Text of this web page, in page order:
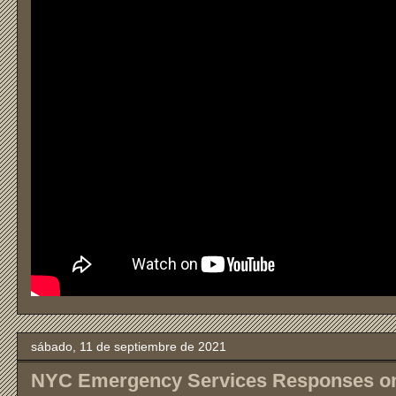
sábado, 11 de septiembre de 2021
NYC Emergency Services Responses